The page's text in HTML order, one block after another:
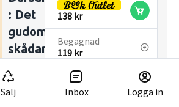
: Det
gudomliga
skådandet
introduktion
till
138 kr
Begagnad
119 kr
Sälj Inbox Logga in